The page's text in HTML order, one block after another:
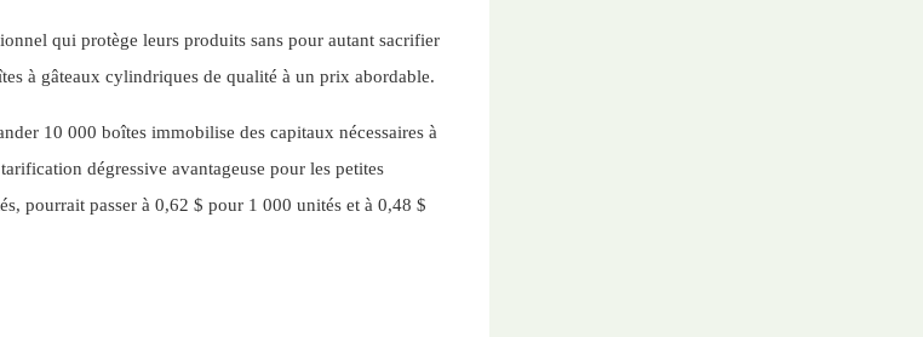
qui protège leurs produits sans pour autant sacrifier
à gâteaux cylindriques de qualité à un prix abordable.
10 000 boîtes immobilise des capitaux nécessaires à
dégressive avantageuse pour les petites
pourrait passer à 0,62 $ pour 1 000 unités et à 0,48 $